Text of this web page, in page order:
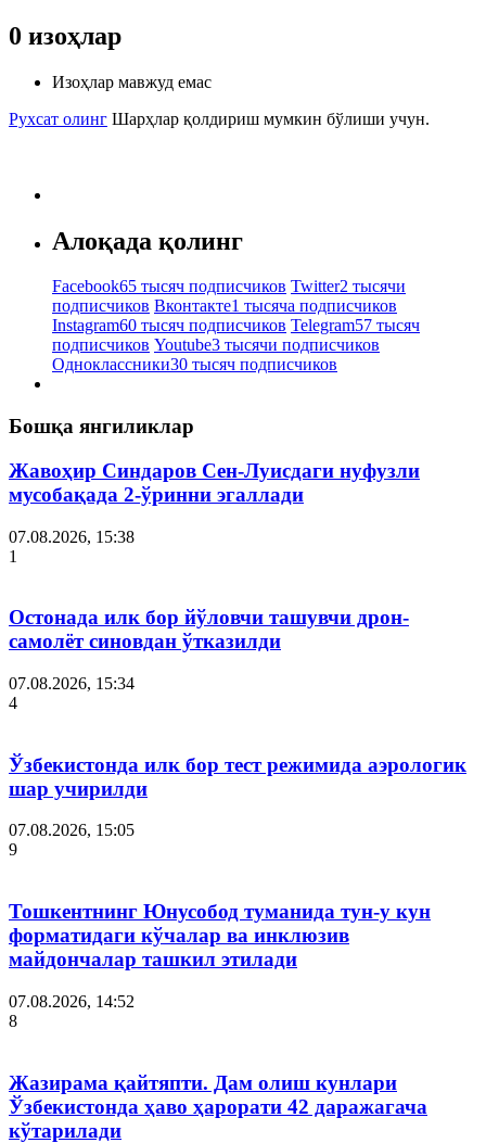
0 изоҳлар
Изоҳлар мавжуд емас
Рухсат олинг Шарҳлар қолдириш мумкин бўлиши учун.
Алоқада қолинг
Facebook65 тысяч подписчиков Twitter2 тысячи
подписчиков Вконтакте1 тысяча подписчиков
Instagram60 тысяч подписчиков Telegram57 тысяч
подписчиков Youtube3 тысячи подписчиков
Одноклассники30 тысяч подписчиков
Бошқа янгиликлар
Жавоҳир Синдаров Сен-Луисдаги нуфузли
мусобақада 2-ўринни эгаллади
07.08.2026, 15:38
1
Остонада илк бор йўловчи ташувчи дрон-
самолёт синовдан ўтказилди
07.08.2026, 15:34
4
Ўзбекистонда илк бор тест режимида аэрологик
шар учирилди
07.08.2026, 15:05
9
Тошкентнинг Юнусобод туманида тун-у кун
форматидаги кўчалар ва инклюзив
майдончалар ташкил этилади
07.08.2026, 14:52
8
Жазирама қайтяпти. Дам олиш кунлари
Ўзбекистонда ҳаво ҳарорати 42 даражагача
кўтарилади